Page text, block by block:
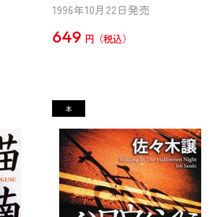
1996年10月22日発売
649 円